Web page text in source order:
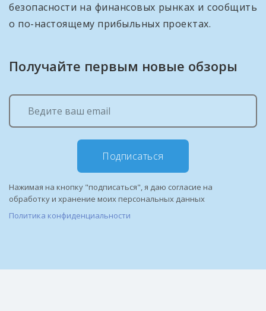
безопасности на финансовых рынках и сообщить
о по-настоящему прибыльных проектах.
Получайте первым новые обзоры
Подписаться
Нажимая на кнопку "подписаться", я даю согласие на
обработку и хранение моих персональных данных
Политика конфиденциальности